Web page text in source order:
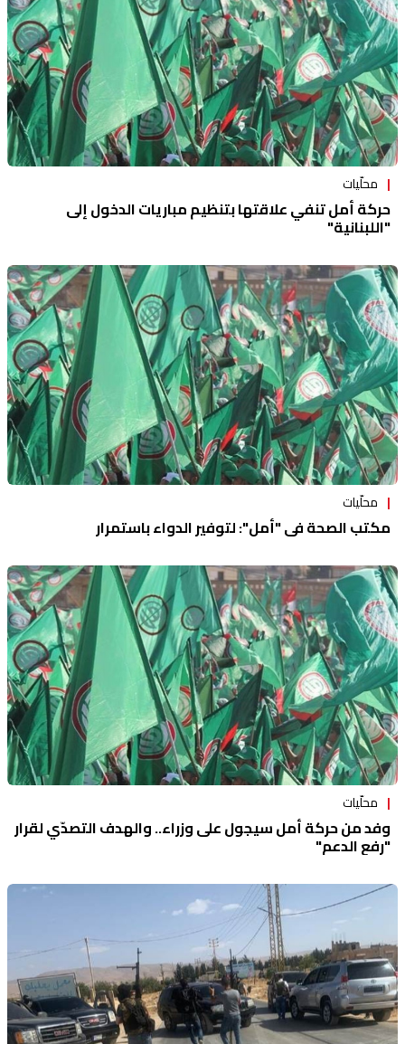
محلّيات
حركة أمل تنفي علاقتها بتنظيم مباريات الدخول إلى
"اللبنانية"
محلّيات
مكتب الصحة في "أمل": لتوفير الدواء باستمرار
محلّيات
وفد من حركة أمل سيجول على وزراء.. والهدف التصدّي لقرار
"رفع الدعم"